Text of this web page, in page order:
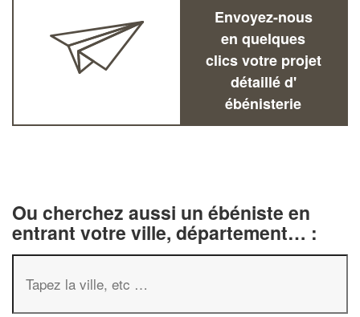
Envoyez-nous
en quelques
clics votre projet
détaillé d'
ébénisterie
Ou cherchez aussi un ébéniste en
entrant votre ville, département… :